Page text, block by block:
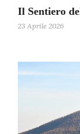
Il Sentiero
23 Aprile 2026